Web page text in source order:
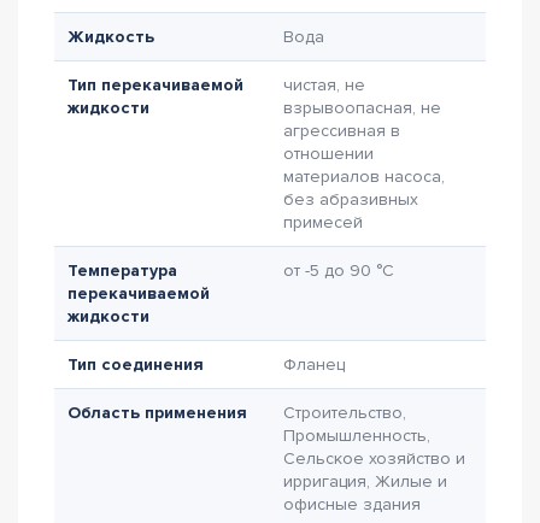
Жидкость Вода
Тип перекачиваемой
жидкости
чистая, не
взрывоопасная, не
агрессивная в
отношении
материалов насоса,
без абразивных
примесей
Температура
перекачиваемой
жидкости
от -5 до 90 °C
Тип соединения Фланец
Область применения
Строительство,
Промышленность,
Сельское хозяйство и
ирригация, Жилые и
офисные здания